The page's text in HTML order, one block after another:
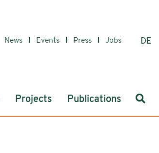
News Events Press Jobs DE
Projects Publications